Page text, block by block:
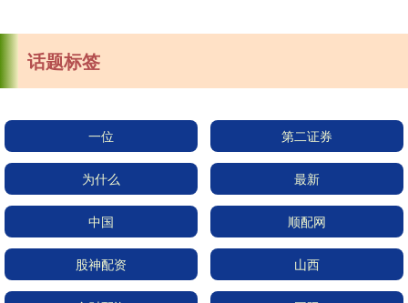
话题标签
一位 第二证券
为什么 最新
中国 顺配网
股神配资 山西